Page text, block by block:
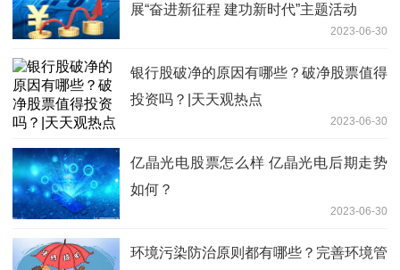
展“奋进新征程 建功新时代”主题活动
2023-06-30
银行股破净的原因有哪些？破净股票值得
投资吗？|天天观热点
2023-06-30
亿晶光电股票怎么样 亿晶光电后期走势
如何？
2023-06-30
环境污染防治原则都有哪些？完善环境管